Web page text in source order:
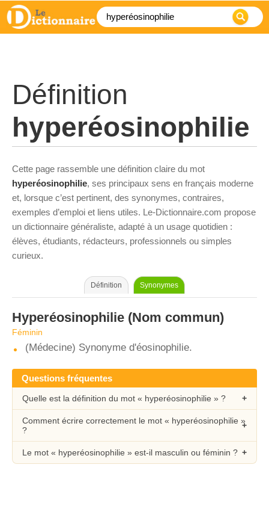
Définition
hyperéosinophilie
Cette page rassemble une définition claire du mot
hyperéosinophilie, ses principaux sens en français moderne
et, lorsque c’est pertinent, des synonymes, contraires,
exemples d’emploi et liens utiles. Le-Dictionnaire.com propose
un dictionnaire généraliste, adapté à un usage quotidien :
élèves, étudiants, rédacteurs, professionnels ou simples
curieux.
Définition Synonymes
Hyperéosinophilie (Nom commun)
Féminin
(Médecine) Synonyme d'éosinophilie.
Questions fréquentes
Quelle est la définition du mot « hyperéosinophilie » ?
Comment écrire correctement le mot « hyperéosinophilie »
?
Le mot « hyperéosinophilie » est-il masculin ou féminin ?